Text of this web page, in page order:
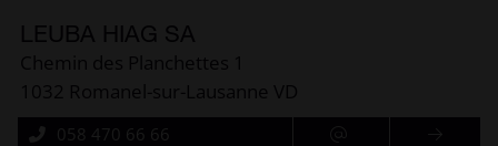
LEUBA HIAG SA
Chemin des Planchettes 1
1032 Romanel-sur-Lausanne VD
058 470 66 66